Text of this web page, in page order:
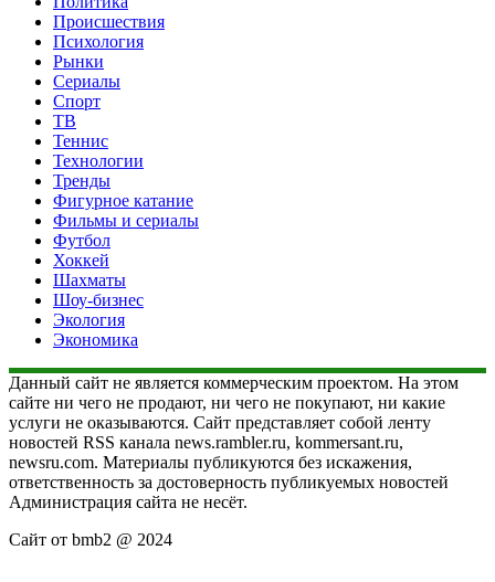
Происшествия
Психология
Рынки
Сериалы
Спорт
ТВ
Теннис
Технологии
Тренды
Фигурное катание
Фильмы и сериалы
Футбол
Хоккей
Шахматы
Шоу-бизнес
Экология
Экономика
Данный сайт не является коммерческим проектом. На этом
сайте ни чего не продают, ни чего не покупают, ни какие
услуги не оказываются. Сайт представляет собой ленту
новостей RSS канала news.rambler.ru, kommersant.ru,
newsru.com. Материалы публикуются без искажения,
ответственность за достоверность публикуемых новостей
Администрация сайта не несёт.
Сайт от bmb2 @ 2024